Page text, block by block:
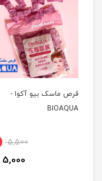
قرص ماسک بیو آکوا -
BIOAQUA
5,500
5,000